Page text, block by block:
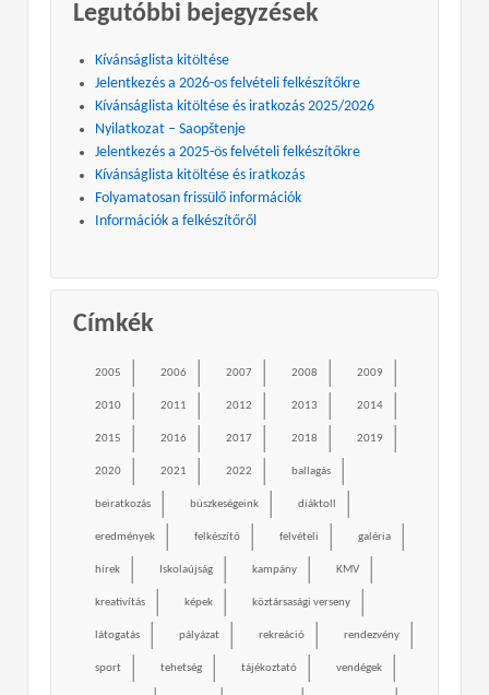
Legutóbbi bejegyzések
Kívánságlista kitöltése
Jelentkezés a 2026-os felvételi felkészítőkre
Kívánságlista kitöltése és iratkozás 2025/2026
Nyilatkozat – Saopštenje
Jelentkezés a 2025-ös felvételi felkészítőkre
Kívánságlista kitöltése és iratkozás
Folyamatosan frissülő információk
Információk a felkészítőről
Címkék
2005 2006 2007 2008 2009
2010 2011 2012 2013 2014
2015 2016 2017 2018 2019
2020 2021 2022 ballagás
beiratkozás büszkeségeink diáktoll
eredmények felkészítő felvételi galéria
hírek Iskolaújság kampány KMV
kreativítás képek köztársasági verseny
látogatás pályázat rekreáció rendezvény
sport tehetség tájékoztató vendégek